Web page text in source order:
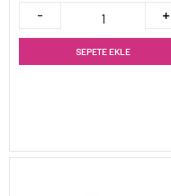
SEPETE EKLE